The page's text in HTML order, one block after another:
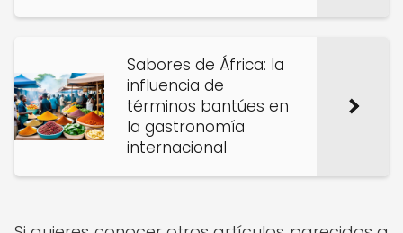
Sabores de África: la
influencia de
términos bantúes en
la gastronomía
internacional